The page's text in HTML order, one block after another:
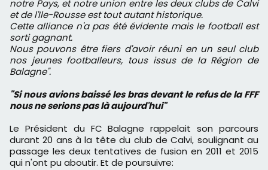
notre Pays, et notre union entre les deux clubs de Calvi
et de l'Ile-Rousse est tout autant historique.
Cette alliance n'a pas été évidente mais le football est
sorti gagnant.
Nous pouvons être fiers d'avoir réuni en un seul club
nos jeunes footballeurs, tous issus de la Région de
Balagne".
"Si nous avions baissé les bras devant le refus de la FFF
nous ne serions pas là aujourd'hui"
Le Président du FC Balagne rappelait son parcours
durant 20 ans à la tête du club de Calvi, soulignant au
passage les deux tentatives de fusion en 2011 et 2015
qui n'ont pu aboutir. Et de poursuivre: